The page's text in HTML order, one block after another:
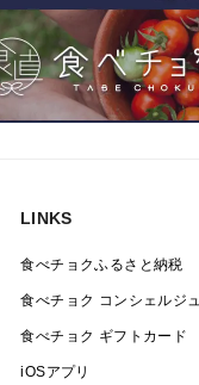
LINKS
食べチョクふるさと納税
食べチョク コンシェルジュ
食べチョク ギフトカード
iOSアプリ